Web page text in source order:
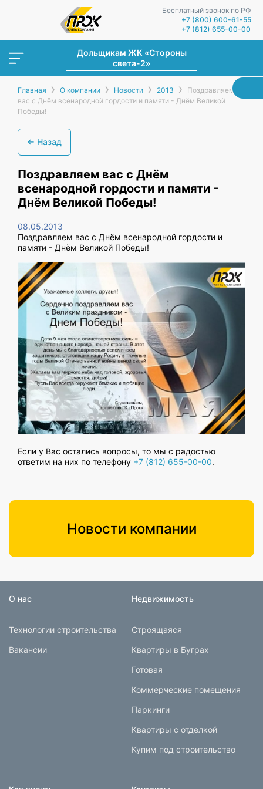
Бесплатный звонок по РФ
+7 (800) 600-61-55
+7 (812) 655-00-00
Дольщикам ЖК «Стороны
света-2»
Главная › О компании › Новости › 2013 ›
Поздравляем
вас с Днём всенародной гордости и памяти - Днём Великой
Победы!
← Назад
Поздравляем вас с Днём
всенародной гордости и памяти -
Днём Великой Победы!
08.05.2013
Поздравляем вас с Днём всенародной гордости и
памяти - Днём Великой Победы!
Если у Вас остались вопросы, то мы с радостью
ответим на них по телефону +7 (812) 655-00-00.
Новости компании
О нас
Технологии строительства
Вакансии
Недвижимость
Строящаяся
Квартиры в Буграх
Готовая
Коммерческие помещения
Паркинги
Квартиры с отделкой
Купим под строительство